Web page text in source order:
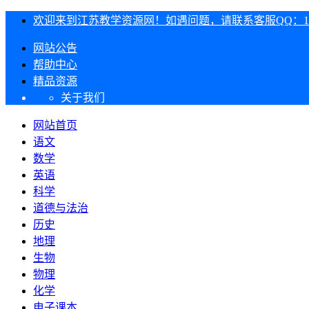
欢迎来到江苏教学资源网！如遇问题，请联系客服QQ：
网站公告
帮助中心
精品资源
关于我们
网站首页
语文
数学
英语
科学
道德与法治
历史
地理
生物
物理
化学